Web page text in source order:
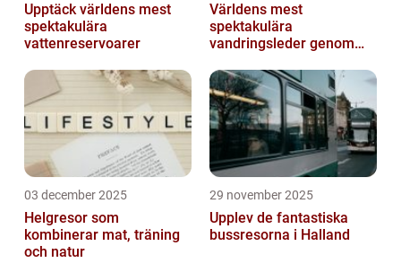
Upptäck världens mest
spektakulära
vattenreservoarer
Världens mest
spektakulära
vandringsleder genom
03 december 2025
Helgresor som
kombinerar mat, träning
och natur
29 november 2025
Upplev de fantastiska
bussresorna i Halland